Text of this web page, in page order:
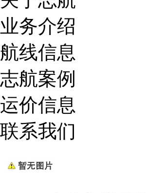
业务介绍
航线信息
志航案例
运价信息
联系我们